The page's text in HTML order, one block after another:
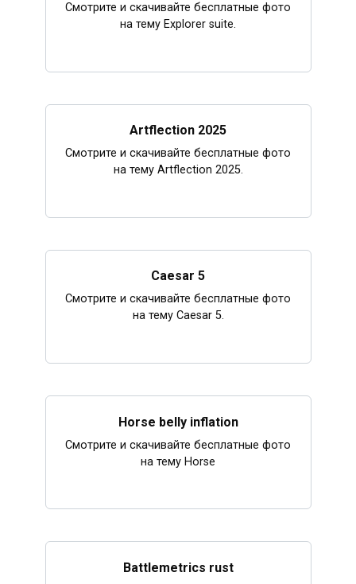
Смотрите и скачивайте бесплатные фото
на тему Explorer suite.
Artflection 2025
Смотрите и скачивайте бесплатные фото
на тему Artflection 2025.
Caesar 5
Смотрите и скачивайте бесплатные фото
на тему Caesar 5.
Horse belly inflation
Смотрите и скачивайте бесплатные фото
на тему Horse
Battlemetrics rust